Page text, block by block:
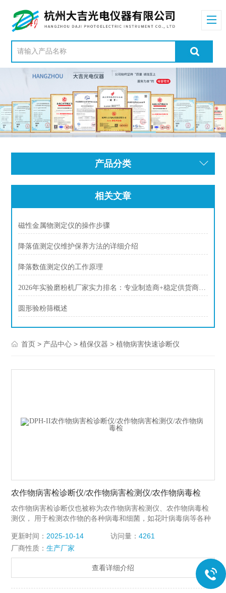
产品分类
相关文章
磁性金属物测定仪的操作步骤
降落值测定仪维护保养方法的详细介绍
降落数值测定仪的工作原理
2026年实验磨粉机厂家实力排名：专业制造商+稳定供货商+售后强企梳理
圆形验粉筛概述
首页 > 产品中心 >植保仪器 >植物病害快速诊断仪
农作物病害检诊断仪/农作物病害检测仪/农作物病毒检
农作物病害检诊断仪也被称为农作物病害检测仪、农作物病毒检
测仪， 用于检测农作物的各种病毒和细菌，如花叶病毒病等各种
自动计算、自动校准等功能。
更新时间： 2025-10-14 访问量： 4261
厂商性质：生产厂家
查看详细介绍